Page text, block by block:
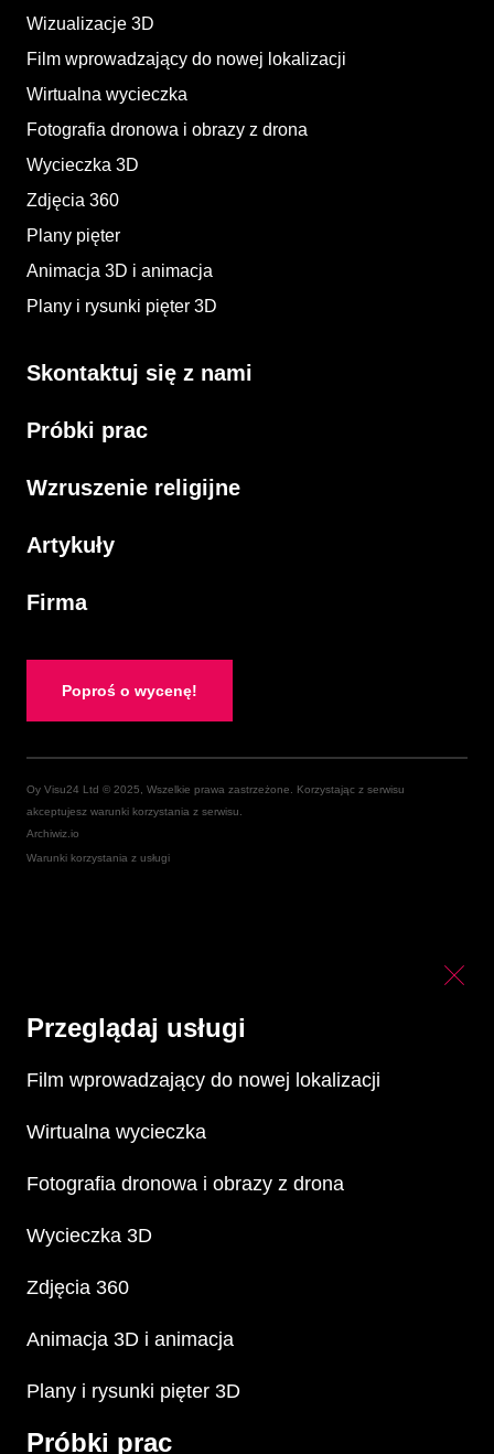
Wizualizacje 3D
Film wprowadzający do nowej lokalizacji
Wirtualna wycieczka
Fotografia dronowa i obrazy z drona
Wycieczka 3D
Zdjęcia 360
Plany pięter
Animacja 3D i animacja​
Plany i rysunki pięter 3D​
Skontaktuj się z nami
Próbki prac
Wzruszenie religijne
Artykuły
Firma
Poproś o wycenę!
Oy Visu24 Ltd © 2025, Wszelkie prawa zastrzeżone. Korzystając z serwisu
akceptujesz warunki korzystania z serwisu.
Archiwiz.io
Warunki korzystania z usługi
Przeglądaj usługi
Film wprowadzający do nowej lokalizacji
Wirtualna wycieczka
Fotografia dronowa i obrazy z drona
Wycieczka 3D
Zdjęcia 360
Animacja 3D i animacja​
Plany i rysunki pięter 3D​
Próbki prac